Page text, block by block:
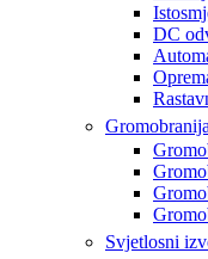
DC
Svjetlosni